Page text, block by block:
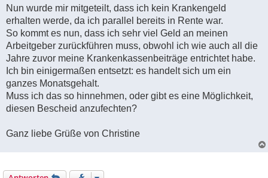
Nun wurde mir mitgeteilt, dass ich kein Krankengeld
erhalten werde, da ich parallel bereits in Rente war.
So kommt es nun, dass ich sehr viel Geld an meinen
Arbeitgeber zurückführen muss, obwohl ich wie auch all die
Jahre zuvor meine Krankenkassenbeiträge entrichtet habe.
Ich bin einigermaßen entsetzt: es handelt sich um ein
ganzes Monatsgehalt.
Muss ich das so hinnehmen, oder gibt es eine Möglichkeit,
diesen Bescheid anzufechten?
Ganz liebe Grüße von Christine